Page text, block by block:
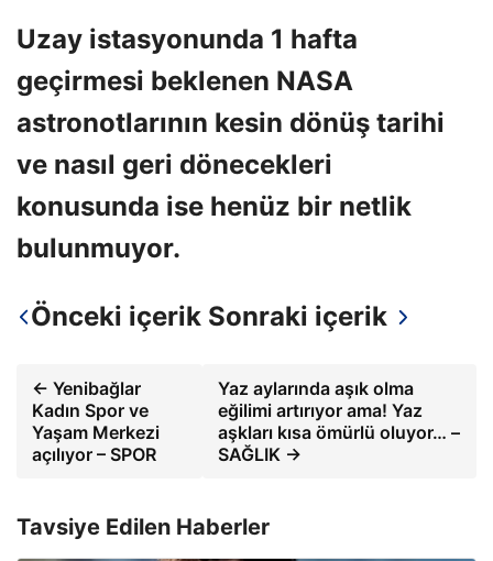
Uzay istasyonunda 1 hafta
geçirmesi beklenen NASA
astronotlarının kesin dönüş tarihi
ve nasıl geri dönecekleri
konusunda ise henüz bir netlik
bulunmuyor.
Önceki içerik Sonraki içerik
← Yenibağlar
Kadın Spor ve
Yaşam Merkezi
açılıyor – SPOR
Yaz aylarında aşık olma
eğilimi artırıyor ama! Yaz
aşkları kısa ömürlü oluyor… –
SAĞLIK →
Tavsiye Edilen Haberler